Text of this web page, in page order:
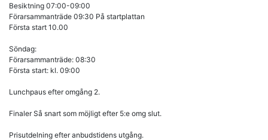
Besiktning 07:00-09:00
Förarsammanträde 09:30 På startplattan
Första start 10.00
Söndag:
Förarsammanträde: 08:30
Första start: kl. 09:00
Lunchpaus efter omgång 2.
Finaler Så snart som möjligt efter 5:e omg slut.
Prisutdelning efter anbudstidens utgång.